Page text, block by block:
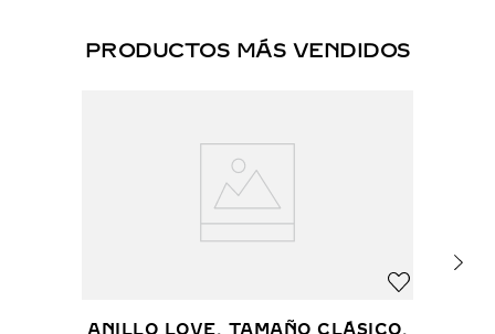
PRODUCTOS MÁS VENDIDOS